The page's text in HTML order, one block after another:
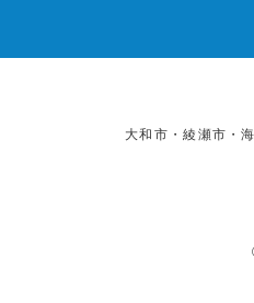
大和市・綾瀬市・